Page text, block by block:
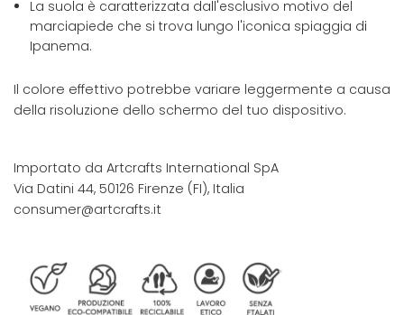
La suola è caratterizzata dall'esclusivo motivo del
marciapiede che si trova lungo l'iconica spiaggia di
Ipanema.
Il colore effettivo potrebbe variare leggermente a causa
della risoluzione dello schermo del tuo dispositivo.
Importato da Artcrafts International SpA
Via Datini 44, 50126 Firenze (FI), Italia
consumer@artcrafts.it